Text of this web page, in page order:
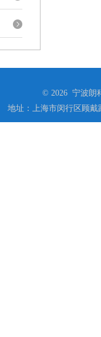
© 2026 宁波朗
地址：上海市闵行区顾